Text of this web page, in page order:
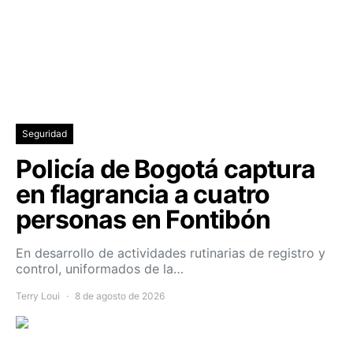
Seguridad
Policía de Bogotá captura
en flagrancia a cuatro
personas en Fontibón
En desarrollo de actividades rutinarias de registro y
control, uniformados de la…
Terry Loui 8 de agosto de 2026